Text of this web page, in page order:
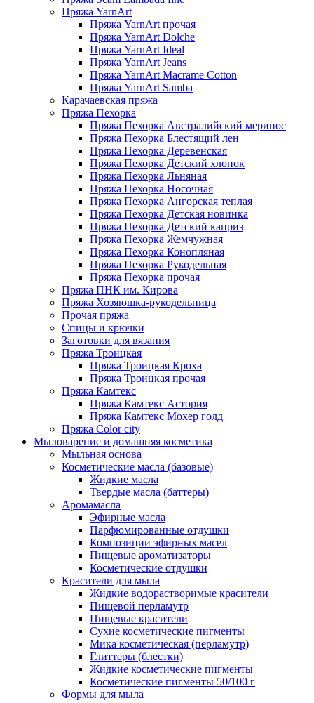
Пряжа YarnArt
Пряжа YarnArt прочая
Пряжа YarnArt Dolche
Пряжа YarnArt Ideal
Пряжа YarnArt Jeans
Пряжа YarnArt Macrame Cotton
Пряжа YarnArt Samba
Карачаевская пряжа
Пряжа Пехорка
Пряжа Пехорка Австралийский меринос
Пряжа Пехорка Блестящий лен
Пряжа Пехорка Деревенская
Пряжа Пехорка Детский хлопок
Пряжа Пехорка Льняная
Пряжа Пехорка Носочная
Пряжа Пехорка Ангорская теплая
Пряжа Пехорка Детская новинка
Пряжа Пехорка Детский каприз
Пряжа Пехорка Жемчужная
Пряжа Пехорка Конопляная
Пряжа Пехорка Рукодельная
Пряжа Пехорка прочая
Пряжа ПНК им. Кирова
Пряжа Хозяюшка-рукодельница
Прочая пряжа
Спицы и крючки
Заготовки для вязания
Пряжа Троицкая
Пряжа Троицкая Кроха
Пряжа Троицкая прочая
Пряжа Камтекс
Пряжа Камтекс Астория
Пряжа Камтекс Мохер голд
Пряжа Color city
Мыловарение и домашняя косметика
Мыльная основа
Косметические масла (базовые)
Жидкие масла
Твердые масла (баттеры)
Аромамасла
Эфирные масла
Парфюмированные отдушки
Композиции эфирных масел
Пищевые ароматизаторы
Косметические отдушки
Красители для мыла
Жидкие водорастворимые красители
Пищевой перламутр
Пищевые красители
Сухие косметические пигменты
Мика косметическая (перламутр)
Глиттеры (блестки)
Жидкие косметические пигменты
Косметические пигменты 50/100 г
Формы для мыла